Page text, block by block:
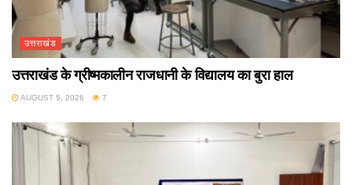
उत्तराखंड
उत्तराखंड के ग्रीष्मकालीन राजधानी के विद्यालय का बुरा हाल
AUGUST 5, 2026 7